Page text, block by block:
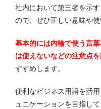
社内において第三者を示
ので、ぜひ正しい意味や
基本的には内輪で使う言
は使えないなどの注意点
すすめします。
便利なビジネス用語を活
ュニケーションを目指して